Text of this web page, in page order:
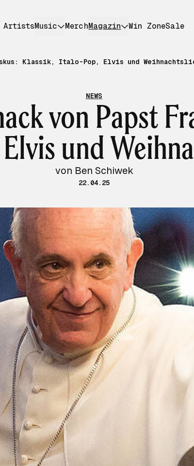
ArtistsMusic MerchMagazin Win ZoneSale
Klassik, Italo-Pop, Elvis und
NEWS
von Papst
und
von Ben Schiwek
22.04.25